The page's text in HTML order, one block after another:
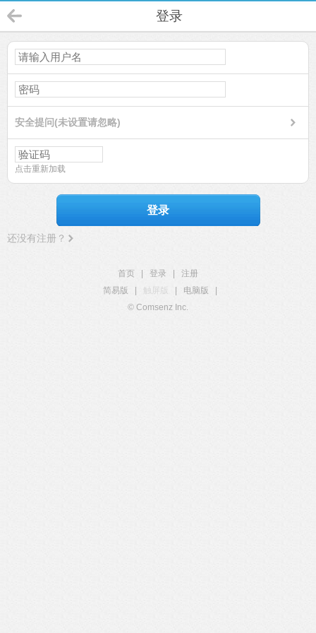
登录
安全提问(未设置请忽略)
点击重新加载
登录
还没有注册？
首页 登录
注册
简易版
触屏版 电脑版
© Comsenz Inc.